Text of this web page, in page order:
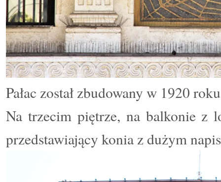
Pałac został zbudowany w 1920
Na trzecim piętrze, na balkonie z
przedstawiający konia z dużym